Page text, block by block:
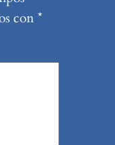
con*